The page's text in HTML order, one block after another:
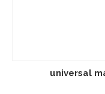
universal